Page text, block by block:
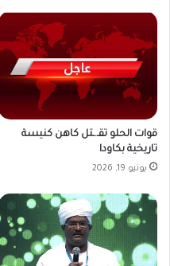
قوات الحلو تقـ.ـتل كاهن كنيسة
تاريخية بكاودا
يونيو 19, 2026